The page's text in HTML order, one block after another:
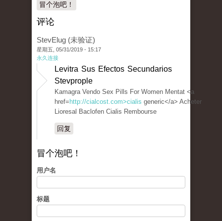
冒个泡吧！
评论
StevElug (未验证)
星期五, 05/31/2019 - 15:17
永久连接
Levitra Sus Efectos Secundarios
Stevprople
Kamagra Vendo Sex Pills For Women Mentat <a
href= http://cialcost.com>cialis generic</a> Acheter
Lioresal Baclofen Cialis Rembourse
回复
冒个泡吧！
用户名
标题